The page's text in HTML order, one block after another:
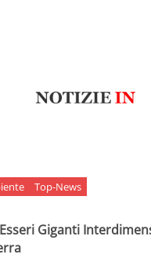
Top-News
Giganti